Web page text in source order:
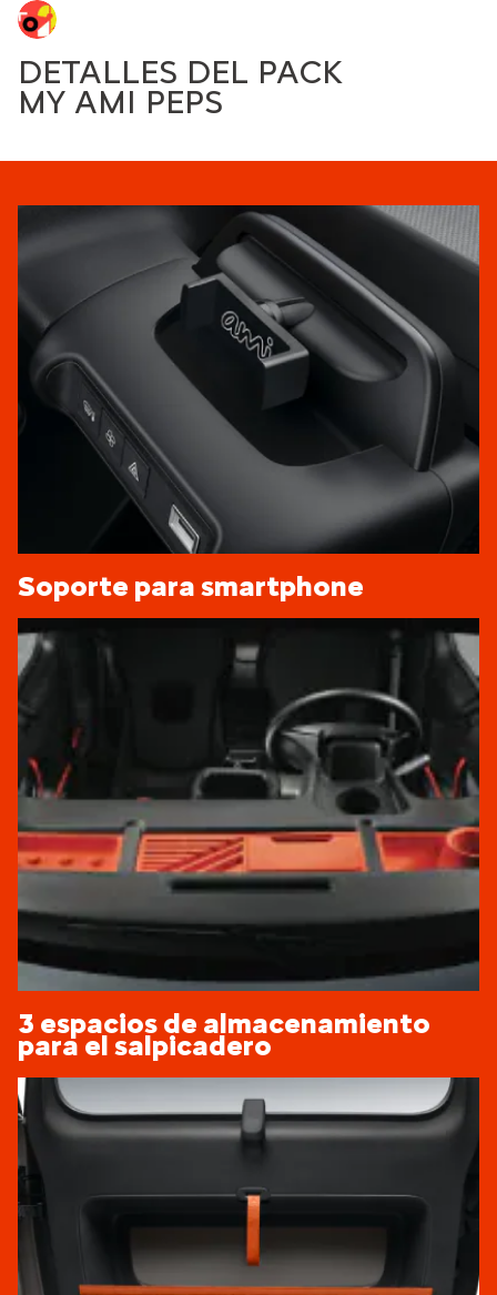
DETALLES DEL PACK
MY AMI PEPS
Soporte para smartphone
3 espacios de almacenamiento
para el salpicadero